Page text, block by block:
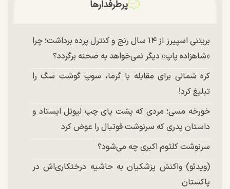
پرطرفدارها
بریتنی اسپیرز از ۱۴ سال رنج و کنترل پرده برداشت؛ چرا
«شاهزاده پاپ» دیگر نمی‌خواهد به صحنه برگردد؟
کره شمالی برای مقابله با گرما، سوپ گوشت سگ را
تبلیغ کرد!
خورخه مسی؛ مردی که پشت پای چپ لیونل ایستاد و
داستان پدری که سرنوشت فوتبال را عوض کرد
سرنوشت کلثوم اکبری چه می‌شود؟
(ویدئو) واکنش پزشکیان به حاشیه درختکاری‌اش در
پاکستان